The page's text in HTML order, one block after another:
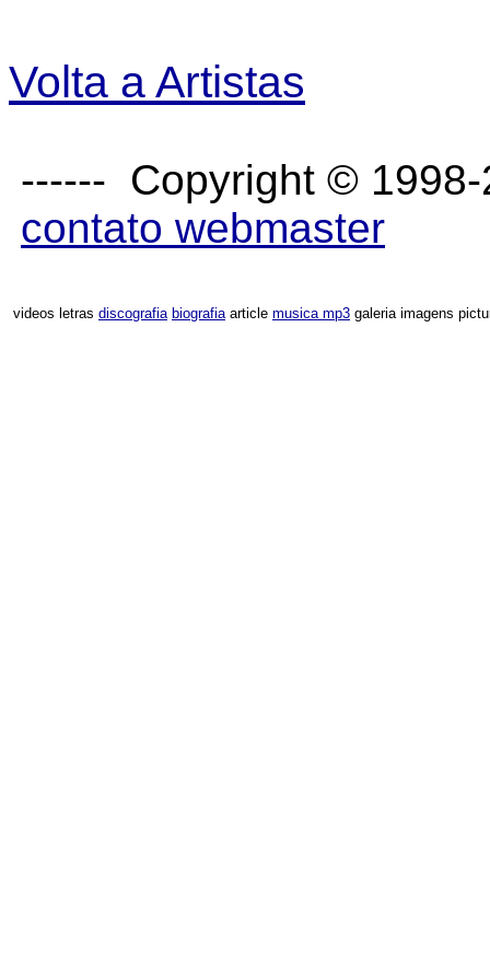
Volta a Artistas
------ Copyright © 1998-
contato webmaster
videos letras discografia biografia article musica mp3 galeria imagens